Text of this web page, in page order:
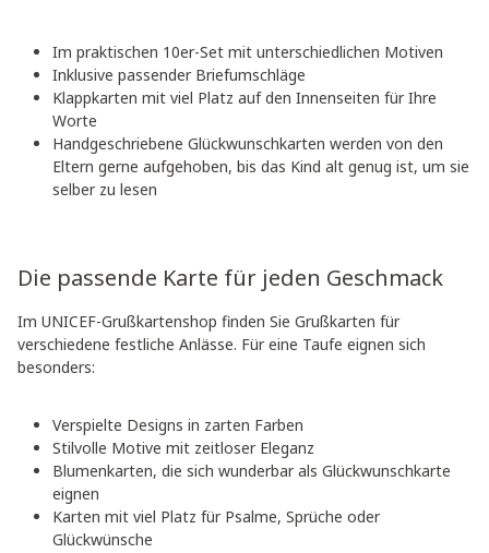
Im praktischen 10er-Set mit unterschiedlichen Motiven
Inklusive passender Briefumschläge
Klappkarten mit viel Platz auf den Innenseiten für Ihre
Worte
Handgeschriebene Glückwunschkarten werden von den
Eltern gerne aufgehoben, bis das Kind alt genug ist, um sie
selber zu lesen
Die passende Karte für jeden Geschmack
Im UNICEF-Grußkartenshop finden Sie Grußkarten für
verschiedene festliche Anlässe. Für eine Taufe eignen sich
besonders:
Verspielte Designs in zarten Farben
Stilvolle Motive mit zeitloser Eleganz
Blumenkarten, die sich wunderbar als Glückwunschkarte
eignen
Karten mit viel Platz für Psalme, Sprüche oder
Glückwünsche